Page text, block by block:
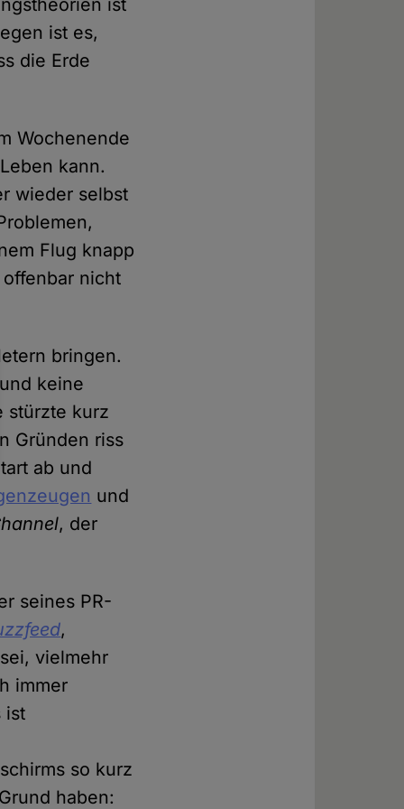
ist
ist es,
die Erde
Wochenende
kann.
wieder selbst
Flug knapp
nicht
bringen.
keine
stürzte kurz
Gründen riss
ab und
und
, der
seines PR-
,
vielmehr
immer
ist
so kurz
haben: